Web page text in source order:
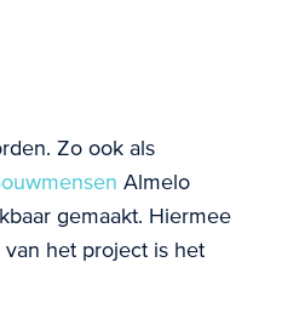
Zo ook als
Almelo
gemaakt. Hiermee
het project is het